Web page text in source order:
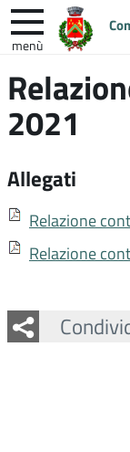
menù
nel
sito
2021
Allegati
Relazione
Relazione
Facebook
Twitter
Whatsapp